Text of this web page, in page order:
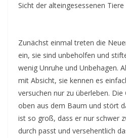
Sicht der alteingesessenen Tiere
Zunächst einmal treten die
ein, sie sind unbeholfen und
wenig Unruhe und Unbehagen.
mit Absicht, sie kennen es
versuchen nur zu überleben.
oben aus dem Baum und stört
ist so groß, dass er nur schwer
durch passt und versehentlich